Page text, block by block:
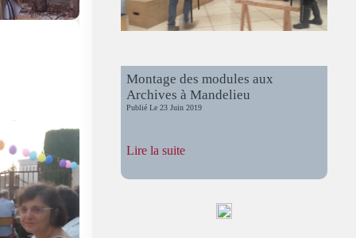
Montage des modules aux
Archives à Mandelieu
Publié Le23 Juin 2019
Lire la suite:
des
Archives